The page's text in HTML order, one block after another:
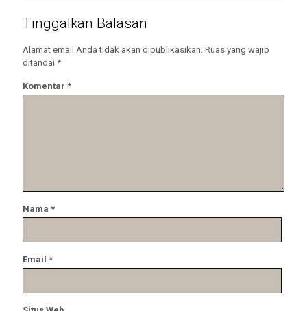
Tinggalkan Balasan
Alamat email Anda tidak akan dipublikasikan. Ruas yang wajib
ditandai *
Komentar *
Nama *
Email *